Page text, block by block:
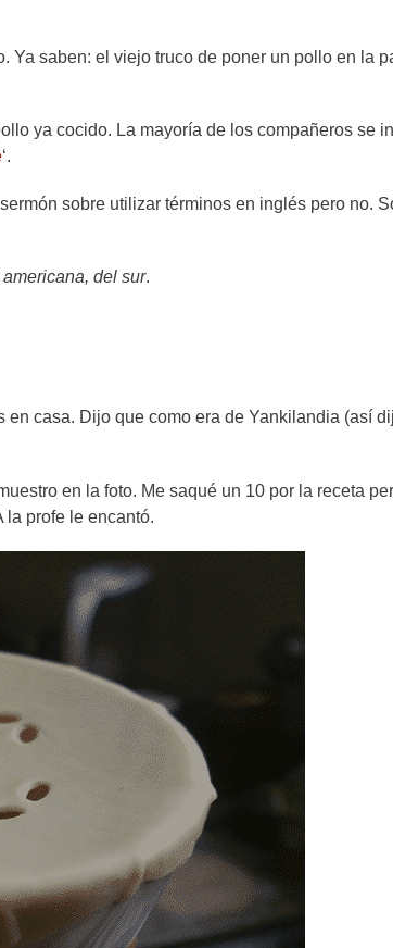
Ya saben: el viejo truco de poner un pollo en la
ya cocido. La mayoría de los compañeros se
‘.
sobre utilizar términos en inglés pero no.
del sur.
casa. Dijo que como era de Yankilandia (así
en la foto. Me saqué un 10 por la receta
la profe le encantó.